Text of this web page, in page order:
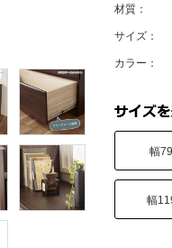
材質：
サイズ：
カラー：
幅
幅